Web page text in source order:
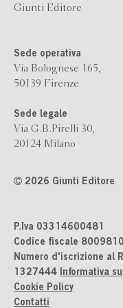
Giunti Editore
Sede operativa
Via Bolognese 165,
50139 Firenze
Sede legale
Via G.B.Pirelli 30,
20124 Milano
2026 Giunti Editore
P.Iva 03314600481
Codice fiscale
Numero d'iscrizione al
1327444 Informativa
Cookie Policy
Contatti